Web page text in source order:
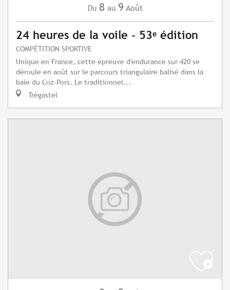
Du 8 au 9 Août
24 heures de la voile - 53ᵉ édition
COMPÉTITION SPORTIVE
Unique en France, cette épreuve d'endurance sur 420 se
déroule en août sur le parcours triangulaire balisé dans la
baie du Coz-Pors. Le traditionnel...
Trégastel